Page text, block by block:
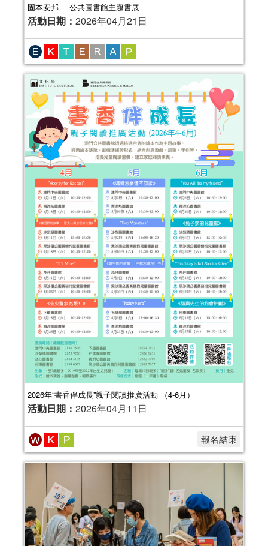
固本安邦──公共圖書館主題書展
活動日期： 2026年04月21日
2026年“書香伴成長”親子閱讀推廣活動 （4-6月）
活動日期： 2026年04月11日
報名結束